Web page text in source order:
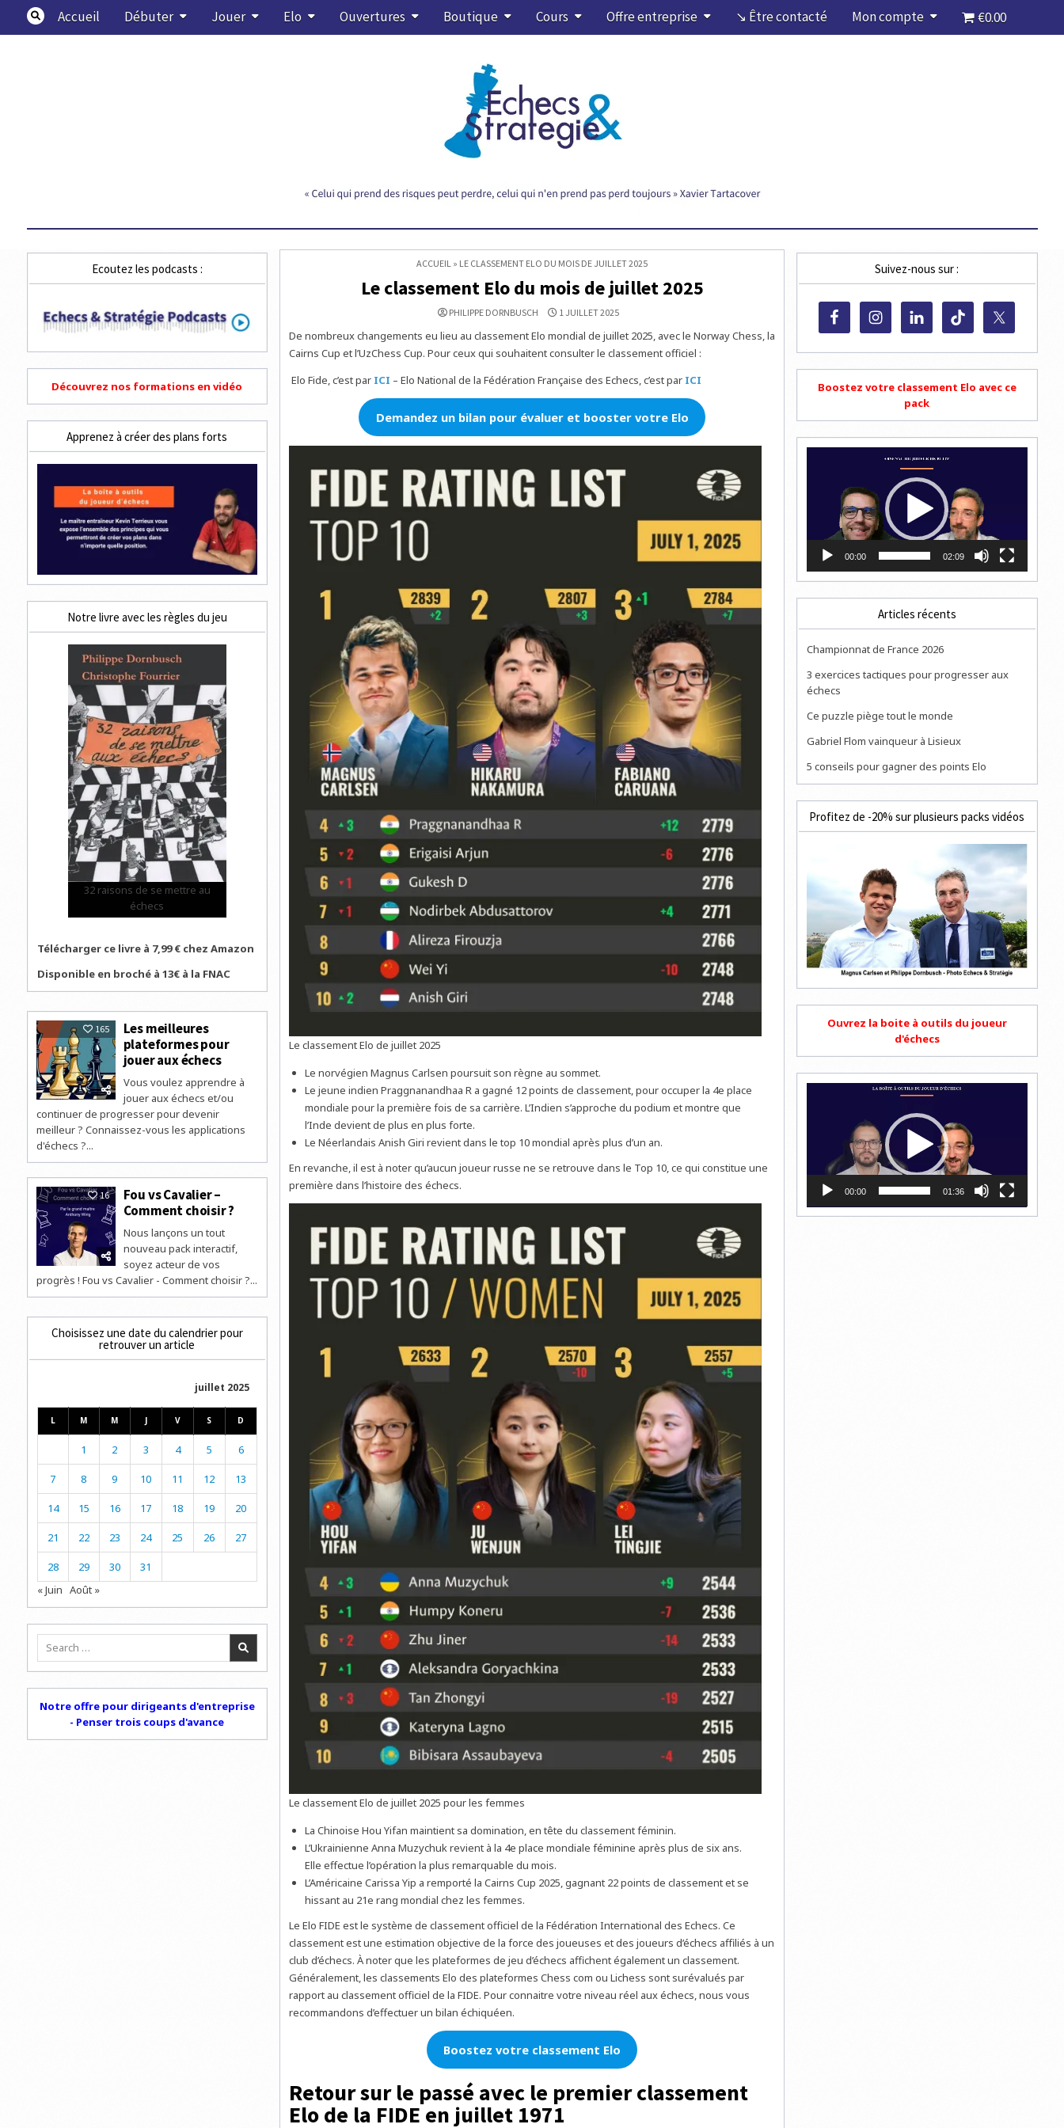
content
Accueil Débuter Jouer Elo Ouvertures Boutique Cours Offre entreprise ↘ Être contacté Mon compte €0.00
ACCUEIL » LE CLASSEMENT ELO DU MOIS DE JUILLET 2025
Le classement Elo du mois de juillet 2025
PHILIPPE DORNBUSCH 1 JUILLET 2025
De nombreux changements eu lieu au classement Elo mondial de juillet 2025, avec le Norway Chess, la
Cairns Cup et l’UzChess Cup. Pour ceux qui souhaitent consulter le classement officiel :
Elo Fide, c’est par ICI – Elo National de la Fédération Française des Echecs, c’est par ICI
Demandez un bilan pour évaluer et booster votre Elo
Le classement Elo de juillet 2025
Le norvégien Magnus Carlsen poursuit son règne au sommet.
Le jeune indien Praggnanandhaa R a gagné 12 points de classement, pour occuper la 4e place
mondiale pour la première fois de sa carrière. L’Indien s’approche du podium et montre que
l’Inde devient de plus en plus forte.
Le Néerlandais Anish Giri revient dans le top 10 mondial après plus d’un an.
En revanche, il est à noter qu’aucun joueur russe ne se retrouve dans le Top 10, ce qui constitue une
première dans l’histoire des échecs.
Le classement Elo de juillet 2025 pour les femmes
La Chinoise Hou Yifan maintient sa domination, en tête du classement féminin.
L’Ukrainienne Anna Muzychuk revient à la 4e place mondiale féminine après plus de six ans.
Elle effectue l’opération la plus remarquable du mois.
L’Américaine Carissa Yip a remporté la Cairns Cup 2025, gagnant 22 points de classement et se
hissant au 21e rang mondial chez les femmes.
Le Elo FIDE est le système de classement officiel de la Fédération International des Echecs. Ce
classement est une estimation objective de la force des joueuses et des joueurs d’échecs affiliés à un
club d’échecs. À noter que les plateformes de jeu d’échecs affichent également un classement.
Généralement, les classements Elo des plateformes Chess com ou Lichess sont surévalués par
rapport au classement officiel de la FIDE. Pour connaitre votre niveau réel aux échecs, nous vous
recommandons d’effectuer un bilan échiquéen.
Boostez votre classement Elo
Retour sur le passé avec le premier classement
Elo de la FIDE en juillet 1971
Ecoutez les podcasts :
Découvrez nos formations en vidéo
Apprenez à créer des plans forts
Notre livre avec les règles du jeu
32 raisons de se mettre au
échecs
Télécharger ce livre à 7,99 € chez Amazon
Disponible en broché à 13€ à la FNAC
165
Les meilleures
plateformes pour
jouer aux échecs
Vous voulez apprendre à
jouer aux échecs et/ou
continuer de progresser pour devenir
meilleur ? Connaissez-vous les applications
d'échecs ?...
16
Fou vs Cavalier –
Comment choisir ?
Nous lançons un tout
nouveau pack interactif,
soyez acteur de vos
progrès ! Fou vs Cavalier - Comment choisir ?...
Choisissez une date du calendrier pour
retrouver un article
juillet 2025
L M M J V S D
1 2 3 4 5 6
7 8 9 10 11 12 13
14 15 16 17 18 19 20
21 22 23 24 25 26 27
28 29 30
31
« Juin Août »
Search
Notre offre pour dirigeants d'entreprise
- Penser trois coups d'avance
Suivez-nous sur :
Boostez votre classement Elo avec ce
pack
00:00 02:09
Articles récents
Championnat de France 2026
3 exercices tactiques pour progresser aux
échecs
Ce puzzle piège tout le monde
Gabriel Flom vainqueur à Lisieux
5 conseils pour gagner des points Elo
Profitez de -20% sur plusieurs packs vidéos
Ouvrez la boite à outils du joueur
d'échecs
00:00 01:36